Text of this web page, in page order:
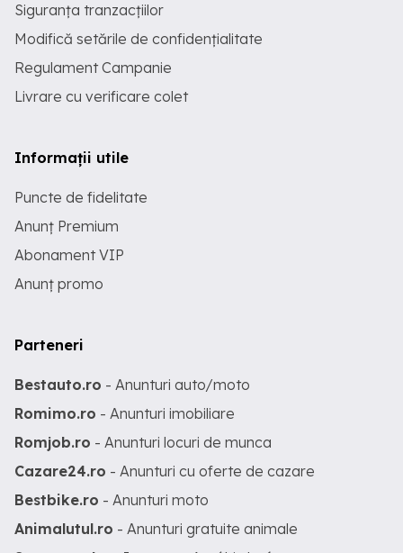
Siguranța tranzacțiilor
Modifică setările de confidențialitate
Regulament Campanie
Livrare cu verificare colet
Informații utile
Puncte de fidelitate
Anunț Premium
Abonament VIP
Anunț promo
Parteneri
Bestauto.ro - Anunturi auto/moto
Romimo.ro - Anunturi imobiliare
Romjob.ro - Anunturi locuri de munca
Cazare24.ro - Anunturi cu oferte de cazare
Bestbike.ro - Anunturi moto
Animalutul.ro - Anunturi gratuite animale